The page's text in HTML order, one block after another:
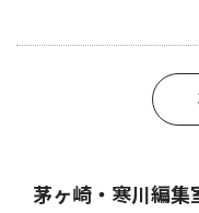
茅ヶ崎・寒川編集